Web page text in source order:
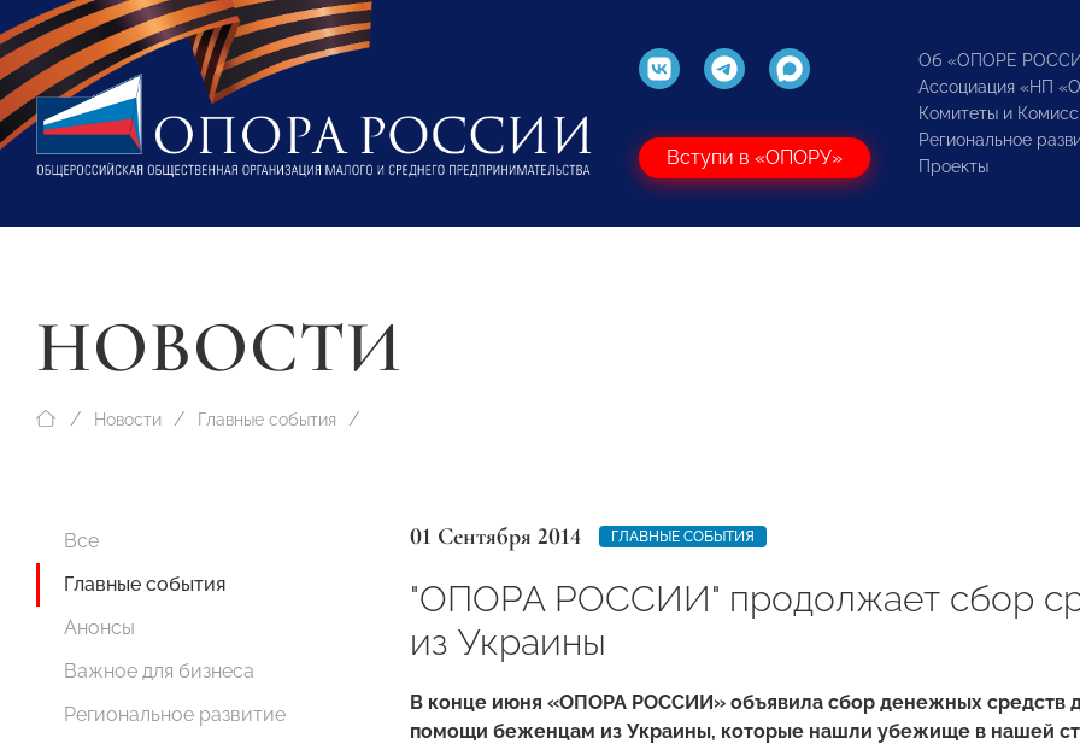
Вступи в «ОПОРУ»
Об «ОПОРЕ
Ассоциация «НП
Комитеты и
Региональное
Проекты
НОВОСТИ
Новости Главные события
Все
Главные события
Анонсы
Важное для бизнеса
Региональное развитие
01 Сентября 2014 ГЛАВНЫЕ СОБЫТИЯ
"ОПОРА РОССИИ" продолжает сбор
из Украины
В конце июня «ОПОРА РОССИИ» объявила сбор денежных средств
помощи беженцам из Украины, которые нашли убежище в нашей